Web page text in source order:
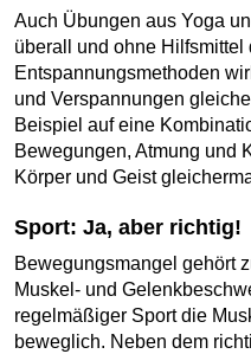
Auch Übungen aus Yoga
überall und ohne
Entspannungsmethoden
und Verspannungen
Beispiel auf eine
Bewegungen, Atmung und
Körper und Geist
Sport: Ja, aber richtig!
Bewegungsmangel gehört
Muskel- und
regelmäßiger Sport die
beweglich. Neben dem